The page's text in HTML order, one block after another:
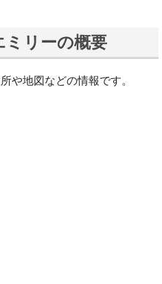
リーの概要
や地図などの情報です。